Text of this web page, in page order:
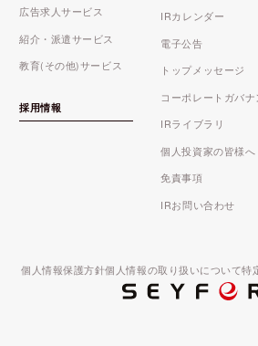
広告求人サービス
紹介・派遣サービス
教育(その他)サービス
採用情報
IRカレンダー
電子公告
トップメッセージ
コーポレートガバナ
IRライブラリ
個人投資家の皆様へ
免責事項
IRお問い合わせ
個人情報保護方針個人情報の取り扱いについて特